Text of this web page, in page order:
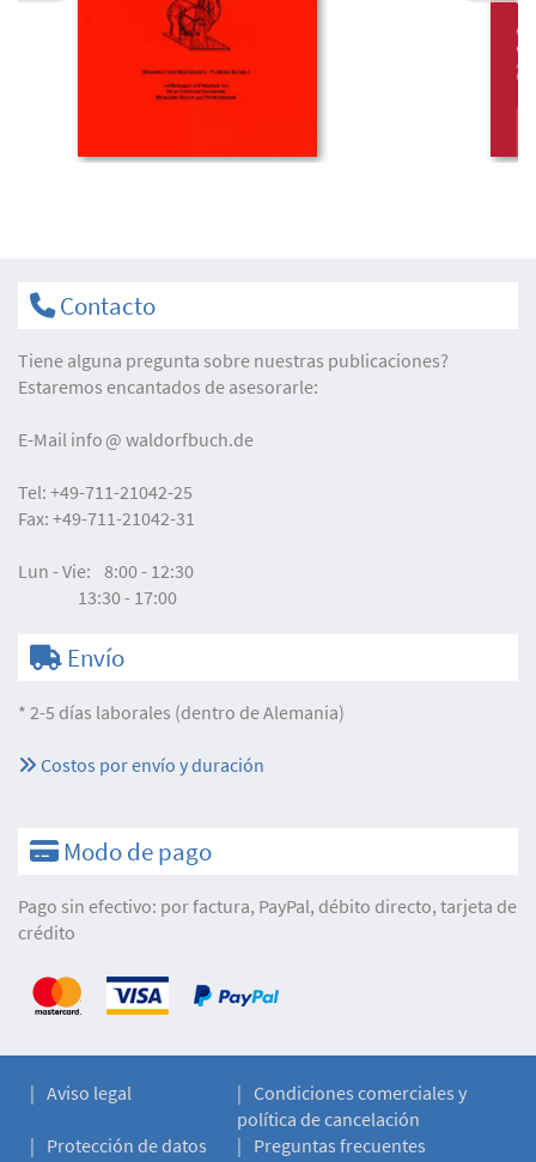
Contacto
Tiene alguna pregunta sobre nuestras publicaciones?
Estaremos encantados de asesorarle:
E-Mail info waldorfbuch.de
Tel: +49-711-21042-25
Fax: +49-711-21042-31
Lun - Vie: 8:00 - 12:30
13:30 - 17:00
Envío
* 2-5 días laborales (dentro de Alemania)
Costos por envío y duración
Modo de pago
Pago sin efectivo: por factura, PayPal, débito directo, tarjeta de
crédito
Aviso legal
Condiciones comerciales y
política de cancelación
Protección de datos
Preguntas frecuentes